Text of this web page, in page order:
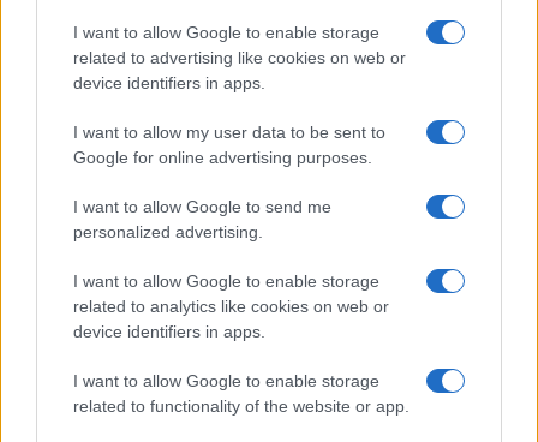
I want to allow Google to enable storage
related to advertising like cookies on web or
device identifiers in apps.
I want to allow my user data to be sent to
Google for online advertising purposes.
I want to allow Google to send me
personalized advertising.
I want to allow Google to enable storage
related to analytics like cookies on web or
device identifiers in apps.
I want to allow Google to enable storage
related to functionality of the website or app.
Brent cai 8.3% e arrasta petróleo e ouro para baixo
Rafael Oliveira · 7 ago 2026
NÃO CLASSIFICADO